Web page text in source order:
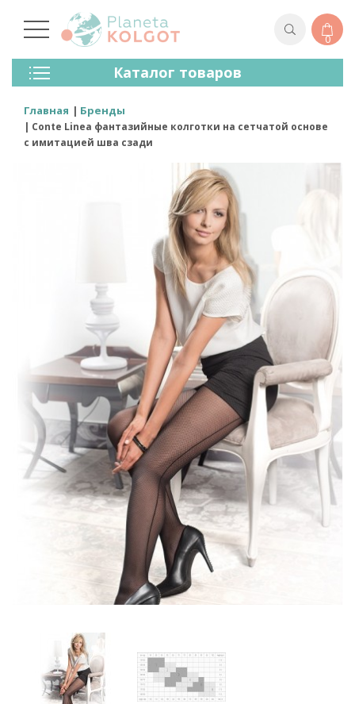
0
Каталог товаров
Колготки
Чулки
Лосины (леггинсы)
Носки И Гольфы
Главная Бренды
Conte Linea фантазийные колготки на сетчатой основе
с имитацией шва сзади